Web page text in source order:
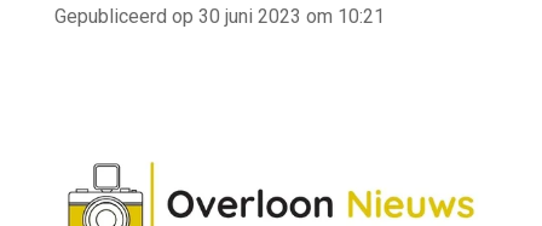
Gepubliceerd op 30 juni 2023 om 10:21